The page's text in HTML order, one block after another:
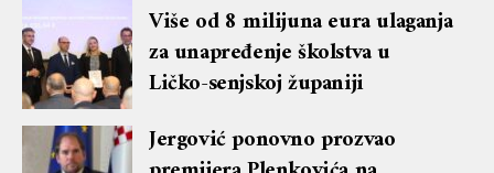
Više od 8 milijuna eura ulaganja
za unapređenje školstva u
Ličko-senjskoj županiji
Jergović ponovno prozvao